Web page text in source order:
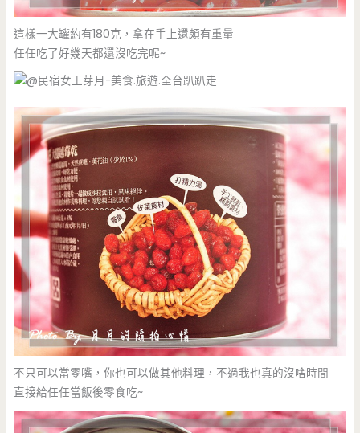
這樣一大罐約有180克，拿在手上還頗有重量
任任吃了好幾天都還沒吃完呢~
不只可以當零嘴，你也可以做其他料理，不過我也真的沒啥時間
直接給任任當飯後零食吃~